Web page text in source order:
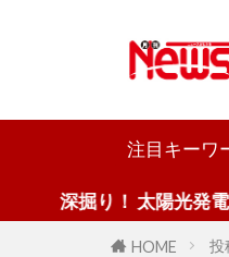
注目キーワ
！ 太陽光発電【月刊
HOME 投